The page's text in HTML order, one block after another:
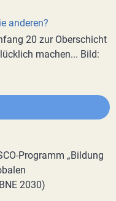
anderen?
20 zur Oberschicht
machen... Bild:
Programm „Bildung
2030)